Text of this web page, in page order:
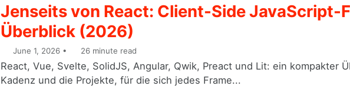
Jenseits von React: Client-Side JavaScript-
Überblick (2026)
June 1, 2026 26 minute read
React, Vue, Svelte, SolidJS, Angular, Qwik, Preact und Lit: ein kompakter
Kadenz und die Projekte, für die sich jedes Frame...